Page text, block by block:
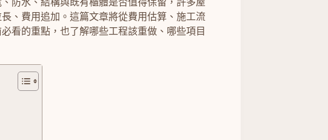
、費用追加。這篇文章將從費用估算、施工流
看的重點，也了解哪些工程該重做、哪些項目